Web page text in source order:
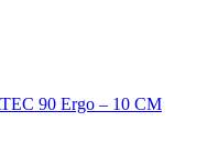
90 Ergo – 10 CM